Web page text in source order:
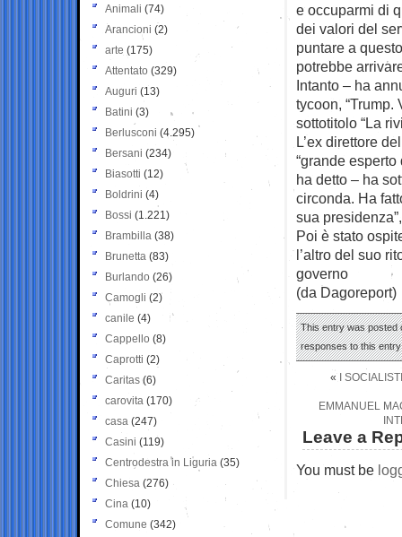
e occuparmi di
dei valori del
puntare a
potrebbe
Intanto – ha
tycoon, “Trump.
sottotitolo “La
L’ex direttore
“grande
ha detto – ha
circonda. Ha
sua
Poi è stato
l’altro del suo
governo
(da Dagoreport)
This entry was posted
responses to this
« I
EMMANUEL
Leave a
You must be
Animali (74)
Arancioni (2)
arte (175)
Attentato (329)
Auguri (13)
Batini (3)
Berlusconi (4.295)
Bersani (234)
Biasotti (12)
Boldrini (4)
Bossi (1.221)
Brambilla (38)
Brunetta (83)
Burlando (26)
Camogli (2)
canile (4)
Cappello (8)
Caprotti (2)
Caritas (6)
carovita (170)
casa (247)
Casini (119)
Centrodestra in Liguria (35)
Chiesa (276)
Cina (10)
Comune (342)